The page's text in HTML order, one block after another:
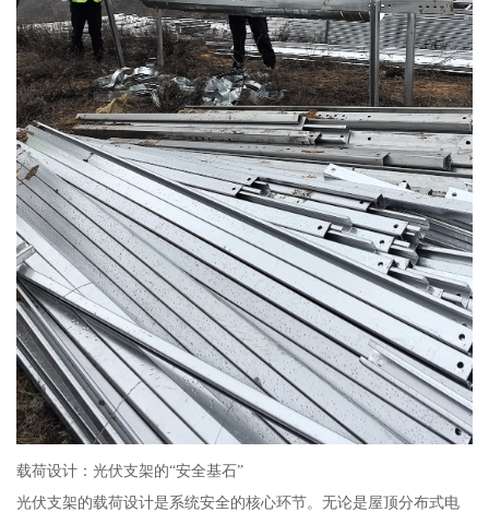
载荷设计：光伏支架的“安全基石”
光伏支架的载荷设计是系统安全的核心环节。无论是屋顶分布式电